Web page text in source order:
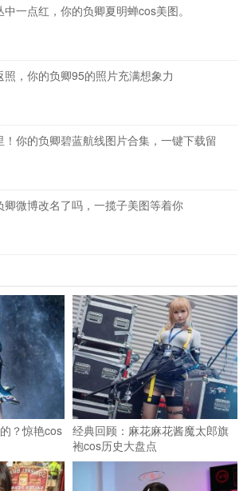
中一点红，你的负卿夏明蝉cos美图。
照，你的负卿95的照片充满想象力
！你的负卿碧蓝航线图片合集，一键下载留
卿微博改名了吗，一揽子美图等着你
？惊艳cos
经典回顾：麻花麻花酱魔太郎旗
袍cos历史大盘点